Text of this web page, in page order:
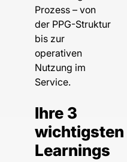
Prozess – von
der PPG-Struktur
bis zur
operativen
Nutzung im
Service.
Ihre 3
wichtigsten
Learnings